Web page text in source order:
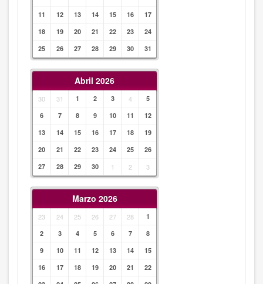
11
12 13 14 15 16
17
18
19 20 21 22 23
24
25
26 27 28 29 30 31
Abril 2026
30 31 1 2 3 4
5
6
7 8 9 10 11
12
13
14 15 16 17 18
19
20
21 22 23 24 25
26
27
28 29 30 1 2 3
Marzo 2026
23 24 25 26 27 28
1
2
3 4 5 6 7
8
9
10 11 12 13 14
15
16
17 18 19 20 21
22